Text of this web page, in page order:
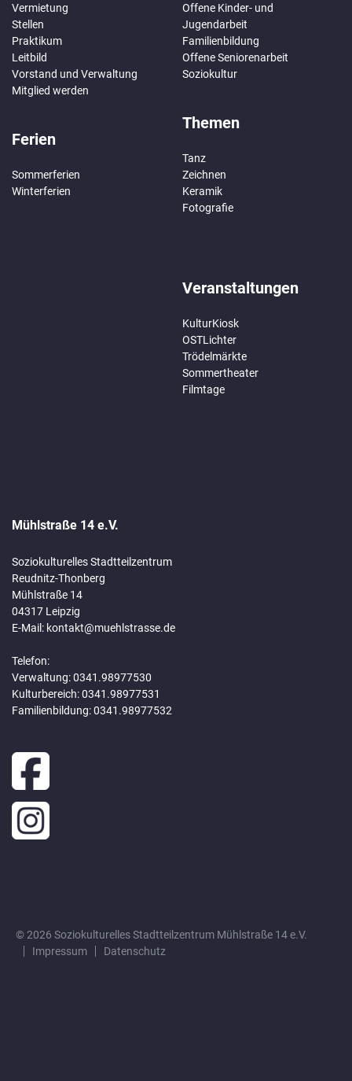
Vermietung
Stellen
Praktikum
Leitbild
Vorstand und Verwaltung
Mitglied werden
Ferien
Sommerferien
Winterferien
Offene Kinder- und
Jugendarbeit
Familienbildung
Offene Seniorenarbeit
Soziokultur
Themen
Tanz
Zeichnen
Keramik
Fotografie
Veranstaltungen
KulturKiosk
OSTLichter
Trödelmärkte
Sommertheater
Filmtage
Mühlstraße 14 e.V.
Soziokulturelles Stadtteilzentrum
Reudnitz-Thonberg
Mühlstraße 14
04317 Leipzig
E-Mail: kontakt@muehlstrasse.de
Telefon:
Verwaltung: 0341.98977530
Kulturbereich: 0341.98977531
Familienbildung: 0341.98977532
© 2026 Soziokulturelles Stadtteilzentrum Mühlstraße 14 e.V.
Impressum
Datenschutz